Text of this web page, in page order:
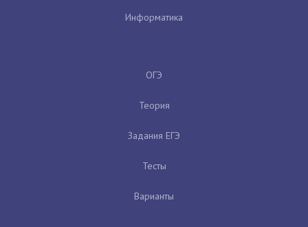
Информатика
ОГЭ
Теория
Задания ЕГЭ
Тесты
Варианты